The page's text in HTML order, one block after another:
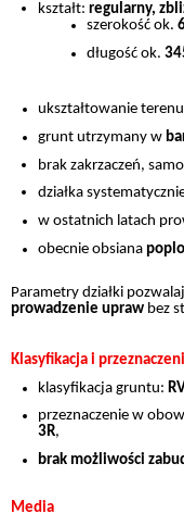
kształt: regularny,
szerokość ok.
długość ok.
ukształtowanie
grunt utrzymany w
brak zakrzaczeń,
działka
w ostatnich latach
obecnie obsiana
Parametry działki
prowadzenie upraw bez
Klasyfikacja i
klasyfikacja gruntu:
przeznaczenie w
3R,
brak możliwości
Media